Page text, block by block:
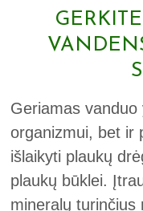
Geriamas
organizmui, bet ir
išlaikyti plaukų
plaukų būklei.
mineralų turinčius